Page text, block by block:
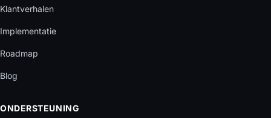
Klantverhalen
Implementatie
Roadmap
Blog
ONDERSTEUNING